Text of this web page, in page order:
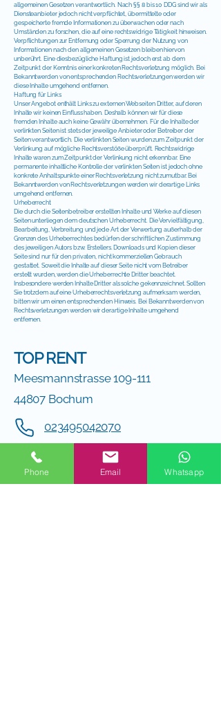
allgemeinen Gesetzen verantwortlich. Nach §§ 8 bis 10 DDG sind wir als
Diensteanbieter jedoch nicht verpflichtet, übermittelte oder
gespeicherte fremde Informationen zu überwachen oder nach
Umständen zu forschen, die auf eine rechtswidrige Tätigkeit hinweisen.
Verpflichtungen zur Entfernung oder Sperrung der Nutzung von
Informationen nach den allgemeinen Gesetzen bleiben hiervon
unberührt. Eine diesbezügliche Haftung ist jedoch erst ab dem
Zeitpunkt der Kenntnis einer konkreten Rechtsverletzung möglich. Bei
Bekanntwerden von entsprechenden Rechtsverletzungen werden wir
diese Inhalte umgehend entfernen.
Haftung für Links
Unser Angebot enthält Links zu externen Webseiten Dritter, auf deren
Inhalte wir keinen Einfluss haben. Deshalb können wir für diese
fremden Inhalte auch keine Gewähr übernehmen. Für die Inhalte der
verlinkten Seiten ist stets der jeweilige Anbieter oder Betreiber der
Seiten verantwortlich. Die verlinkten Seiten wurden zum Zeitpunkt der
Verlinkung auf mögliche Rechtsverstöße überprüft. Rechtswidrige
Inhalte waren zum Zeitpunkt der Verlinkung nicht erkennbar. Eine
permanente inhaltliche Kontrolle der verlinkten Seiten ist jedoch ohne
konkrete Anhaltspunkte einer Rechtsverletzung nicht zumutbar. Bei
Bekanntwerden von Rechtsverletzungen werden wir derartige Links
umgehend entfernen.
Urheberrecht
Die durch die Seitenbetreiber erstellten Inhalte und Werke auf diesen
Seiten unterliegen dem deutschen Urheberrecht. Die Vervielfältigung,
Bearbeitung, Verbreitung und jede Art der Verwertung außerhalb der
Grenzen des Urheberrechtes bedürfen der schriftlichen Zustimmung
des jeweiligen Autors bzw. Erstellers. Downloads und Kopien dieser
Seite sind nur für den privaten, nicht kommerziellen Gebrauch
gestattet. Soweit die Inhalte auf dieser Seite nicht vom Betreiber
erstellt wurden, werden die Urheberrechte Dritter beachtet.
Insbesondere werden Inhalte Dritter als solche gekennzeichnet. Sollten
Sie trotzdem auf eine Urheberrechtsverletzung aufmerksam werden,
bitten wir um einen entsprechenden Hinweis. Bei Bekanntwerden von
Rechtsverletzungen werden wir derartige Inhalte umgehend
entfernen.
TOP RENT
Meesmannstrasse 109-111
44807 Bochum
023495042070
info@top-rent-bochum.de
Phone Email Whatsapp